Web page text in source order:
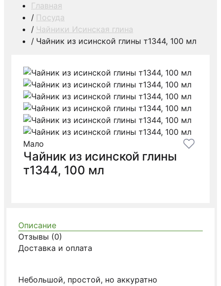
Главная
Посуда
Чайники Исинская глина
Чайник из исинской глины т1344, 100 мл
Мало
Чайник из исинской глины
т1344, 100 мл
Описание
Отзывы (0)
Доставка и оплата
Небольшой, простой, но аккуратно